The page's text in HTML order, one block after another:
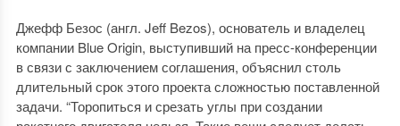
Джефф Безос (англ. Jeff Bezos), основатель и владелец
компании Blue Origin, выступивший на пресс-конференции
в связи с заключением соглашения, объяснил столь
длительный срок этого проекта сложностью поставленной
задачи. “Торопиться и срезать углы при создании